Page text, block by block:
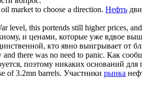
oil market to choose a direction. Нефть
level, this portends still higher prices,
и ценами, которые уже вдвое
кто явно выигрывает от
there was no need to panic. Как
поэтому никаких оснований для
of 3.2mn barrels. Участники рынка